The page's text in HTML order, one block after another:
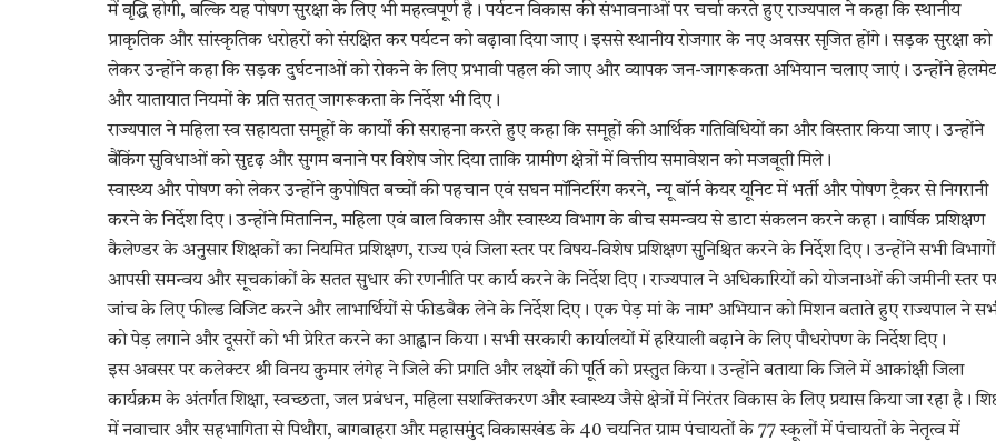
में वृद्धि होगी, बल्कि यह पोषण सुरक्षा के लिए भी महत्वपूर्ण है। पर्यटन विकास की संभावनाओं पर चर्चा करते हुए राज्यपाल ने कहा कि स्थानीय
प्राकृतिक और सांस्कृतिक धरोहरों को संरक्षित कर पर्यटन को बढ़ावा दिया जाए। इससे स्थानीय रोजगार के नए अवसर सृजित होंगे। सड़क सुरक्षा को
लेकर उन्होंने कहा कि सड़क दुर्घटनाओं को रोकने के लिए प्रभावी पहल की जाए और व्यापक जन-जागरूकता अभियान चलाए जाएं। उन्होंने हेलमेट
और यातायात नियमों के प्रति सतत् जागरूकता के निर्देश भी दिए।
राज्यपाल ने महिला स्व सहायता समूहों के कार्यों की सराहना करते हुए कहा कि समूहों की आर्थिक गतिविधियों का और विस्तार किया जाए। उन्होंने
बैंकिंग सुविधाओं को सुदृढ़ और सुगम बनाने पर विशेष जोर दिया ताकि ग्रामीण क्षेत्रों में वित्तीय समावेशन को मजबूती मिले।
स्वास्थ्य और पोषण को लेकर उन्होंने कुपोषित बच्चों की पहचान एवं सघन मॉनिटरिंग करने, न्यू बॉर्न केयर यूनिट में भर्ती और पोषण ट्रैकर से निगरानी
करने के निर्देश दिए। उन्होंने मितानिन, महिला एवं बाल विकास और स्वास्थ्य विभाग के बीच समन्वय से डाटा संकलन करने कहा। वार्षिक प्रशिक्षण
कैलेण्डर के अनुसार शिक्षकों का नियमित प्रशिक्षण, राज्य एवं जिला स्तर पर विषय-विशेष प्रशिक्षण सुनिश्चित करने के निर्देश दिए। उन्होंने सभी
आपसी समन्वय और सूचकांकों के सतत सुधार की रणनीति पर कार्य करने के निर्देश दिए। राज्यपाल ने अधिकारियों को योजनाओं की जमीनी स्तर
जांच के लिए फील्ड विजिट करने और लाभार्थियों से फीडबैक लेने के निर्देश दिए। एक पेड़ मां के नाम’ अभियान को मिशन बताते हुए राज्यपाल ने
को पेड़ लगाने और दूसरों को भी प्रेरित करने का आह्वान किया। सभी सरकारी कार्यालयों में हरियाली बढ़ाने के लिए पौधरोपण के निर्देश दिए।
इस अवसर पर कलेक्टर श्री विनय कुमार लंगेह ने जिले की प्रगति और लक्ष्यों की पूर्ति को प्रस्तुत किया। उन्होंने बताया कि जिले में आकांक्षी जिला
कार्यक्रम के अंतर्गत शिक्षा, स्वच्छता, जल प्रबंधन, महिला सशक्तिकरण और स्वास्थ्य जैसे क्षेत्रों में निरंतर विकास के लिए प्रयास किया जा रहा है।
में नवाचार और सहभागिता से पिथौरा, बागबाहरा और महासमुंद विकासखंड के 40 चयनित ग्राम पंचायतों के 77 स्कूलों में पंचायतों के नेतृत्व में